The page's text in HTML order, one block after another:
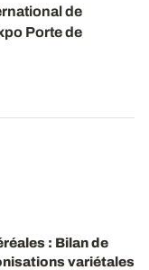
de
Porte de
: Bilan de
variétales